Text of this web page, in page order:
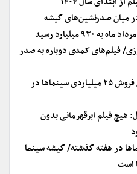
میان صدرنشین‌های گیشه
میلیارد رسید
فیلم‌های کمدی دوباره به صدر
سه فیلم جدید در گیشه/ فروش ۲۵ میلیاردی سینماها در
هیچ فیلم ابرقهرمانی بدون
سینماها در هفته گذشته/ گیشه سینما
است